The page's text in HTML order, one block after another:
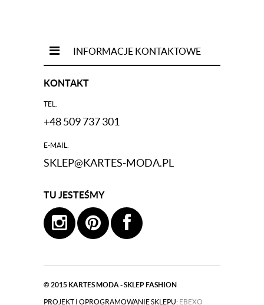
INFORMACJE KONTAKTOWE
KONTAKT
TEL.
+48 509 737 301
E-MAIL.
SKLEP@KARTES-MODA.PL
TU JESTEŚMY
© 2015 KARTES MODA - SKLEP FASHION
|
PROJEKT I OPROGRAMOWANIE SKLEPU: EBEXO